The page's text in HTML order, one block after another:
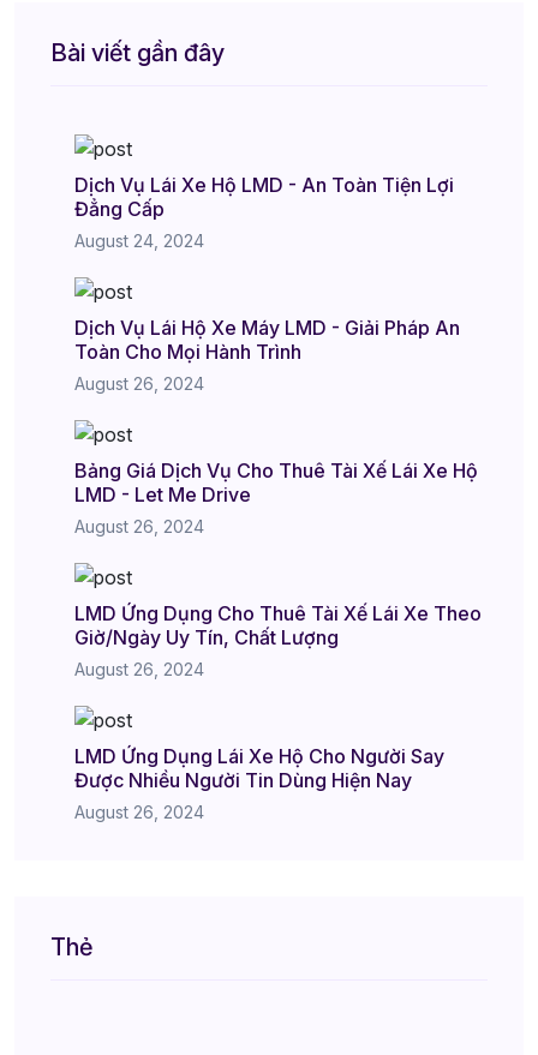
Bài viết gần đây
Dịch Vụ Lái Xe Hộ LMD - An Toàn Tiện Lợi
Đẳng Cấp
August 24, 2024
Dịch Vụ Lái Hộ Xe Máy LMD - Giải Pháp An
Toàn Cho Mọi Hành Trình
August 26, 2024
Bảng Giá Dịch Vụ Cho Thuê Tài Xế Lái Xe Hộ
LMD - Let Me Drive
August 26, 2024
LMD Ứng Dụng Cho Thuê Tài Xế Lái Xe Theo
Giờ/Ngày Uy Tín, Chất Lượng
August 26, 2024
LMD Ứng Dụng Lái Xe Hộ Cho Người Say
Được Nhiều Người Tin Dùng Hiện Nay
August 26, 2024
Thẻ